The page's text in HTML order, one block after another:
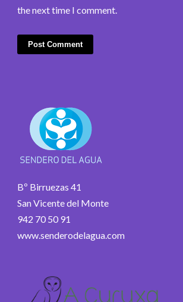
the next time I comment.
Bº Birruezas 41
San Vicente del Monte
942 70 50 91
www.senderodelagua.com